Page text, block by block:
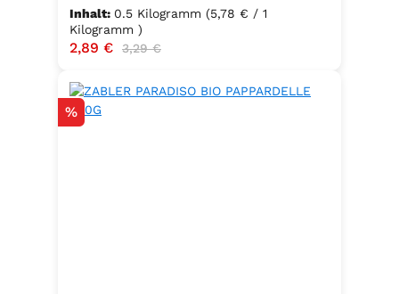
Inhalt: 0.5 Kilogramm (5,78 € / 1
Kilogramm )
Verkaufspreis:
2,89 € Regulärer Preis:
3,29 €
Rabatt
%